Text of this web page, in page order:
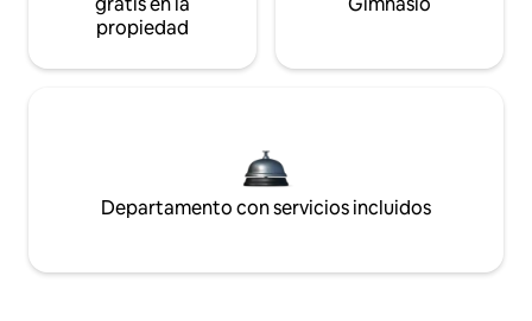
propiedad
Departamento con servicios incluidos